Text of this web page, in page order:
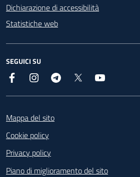
Dichiarazione di accessibilità
Statistiche web
SEGUICI SU
Facebook InstagramTelegram
Mappa del sito
Cookie policy
Privacy policy
Piano di miglioramento del sito